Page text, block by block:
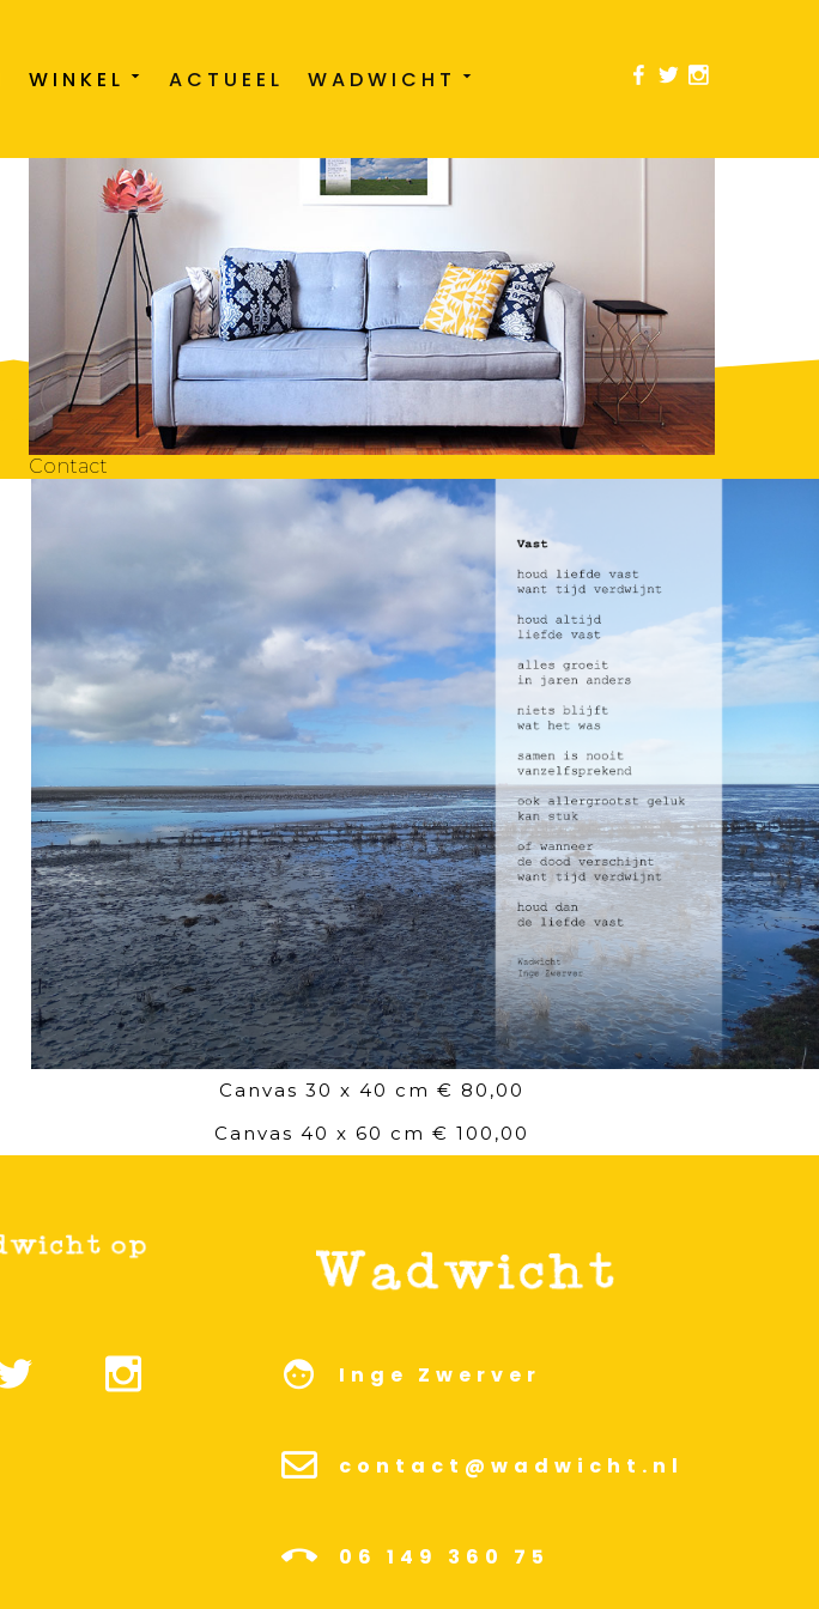
WINKEL ACTUEEL WADWICHT
Contact
Canvas 30 x 40 cm € 80,00
Canvas 40 x 60 cm € 100,00
Inge Zwerver
contact@wadwicht.nl
06 149 360 75